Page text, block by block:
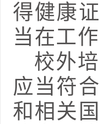
得健康
当在工
校外
应当符
和 相关